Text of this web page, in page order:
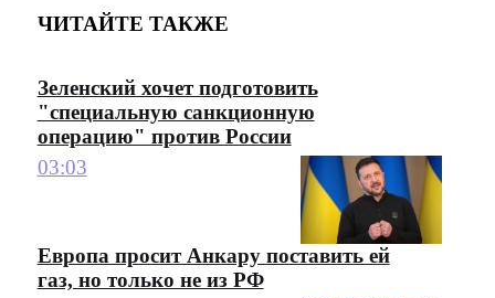
ЧИТАЙТЕ ТАКЖЕ
Зеленский хочет подготовить
"специальную санкционную
операцию" против России
03:03
Европа просит Анкару поставить ей
газ, но только не из РФ